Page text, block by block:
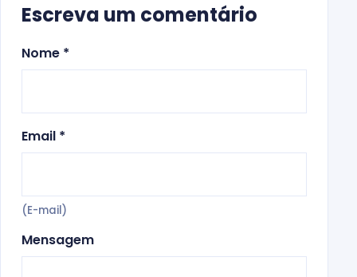
Escreva um comentário
Nome *
Email *
(E-mail)
Mensagem